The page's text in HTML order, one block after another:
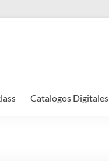
Catalogos Digitales